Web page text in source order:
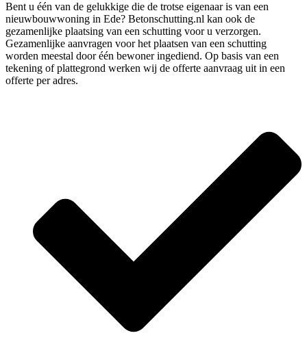
Bent u één van de gelukkige die de trotse eigenaar is van een
nieuwbouwwoning in Ede? Betonschutting.nl kan ook de
gezamenlijke plaatsing van een schutting voor u verzorgen.
Gezamenlijke aanvragen voor het plaatsen van een schutting
worden meestal door één bewoner ingediend. Op basis van een
tekening of plattegrond werken wij de offerte aanvraag uit in een
offerte per adres.